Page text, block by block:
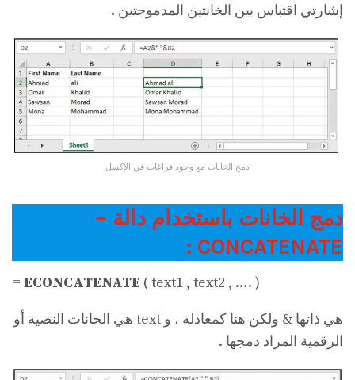
إشارتي اقتباس بين الخانتين المدموجتين .
دمج الخانات مع وجود فراغات في الإكسل
دمج الخانات باستخدام دالة –
CONCATENATE :
= ECONCATENATE ( text1 , text2 , …. )
هي ذاتها & ولكن هنا كمعادلة ، و text هي الخانات النصية أو
الرقمية المراد دمجها .